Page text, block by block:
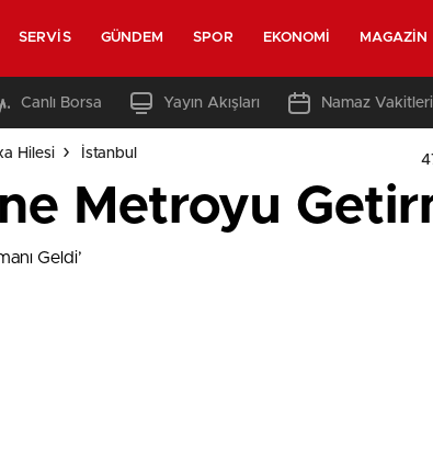
SERVIS GÜNDEM SPOR EKONOMI MAGAZIN
Canlı Borsa Yayın Akışları Namaz Vakitleri
Hilesi İstanbul
Metroyu